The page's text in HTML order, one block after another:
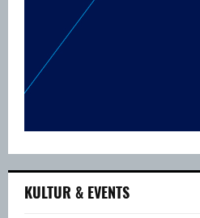
KULTUR & EVENTS